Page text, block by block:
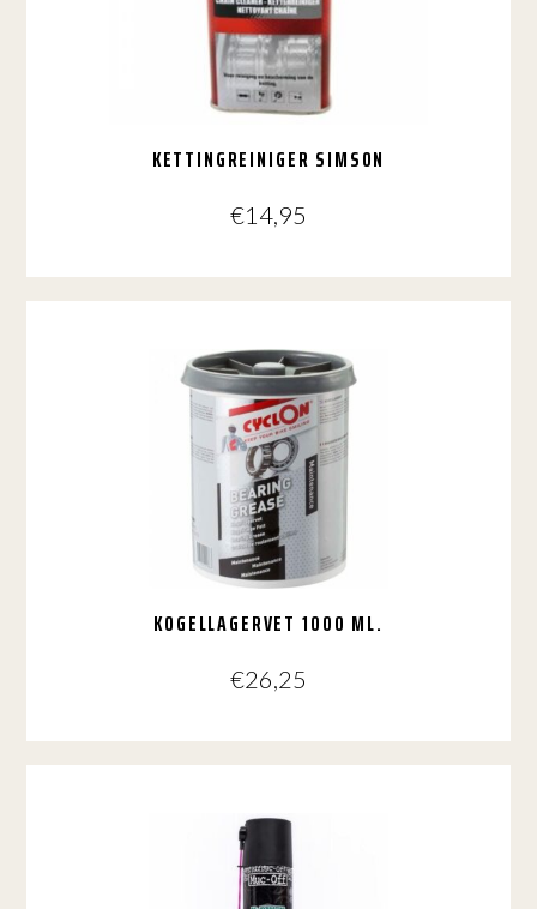
KETTINGREINIGER SIMSON
€14,95
KOGELLAGERVET 1000 ML.
€26,25